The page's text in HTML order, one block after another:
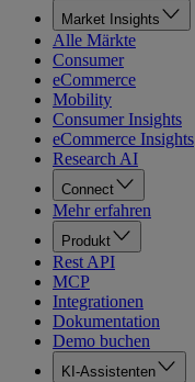
Market Insights
Alle Märkte
Consumer
eCommerce
Mobility
Consumer Insights
eCommerce Insights
Research AI
Connect
Mehr erfahren
Produkt
Rest API
MCP
Integrationen
Dokumentation
Demo buchen
KI-Assistenten